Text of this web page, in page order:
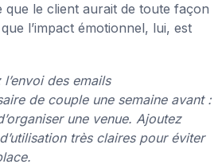
que le client aurait de toute façon
l’impact émotionnel, lui, est
des emails
de couple une semaine avant :
une venue. Ajoutez
très claires pour éviter